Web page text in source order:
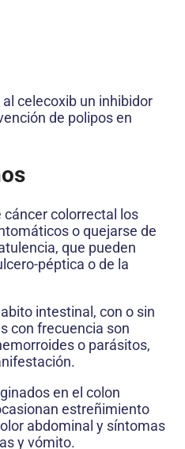
celecoxib un inhibidor
de polipos en
colorrectal los
o quejarse de
que pueden
péptica o de la
intestinal, con o sin
con frecuencia son
o parásitos,
en el colon
estreñimiento
abdominal y síntomas
y vómito.